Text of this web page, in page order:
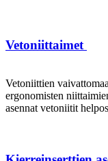
Vetoniittaimet
Vetoniittien
ergonomisten
asennat vetoniitit